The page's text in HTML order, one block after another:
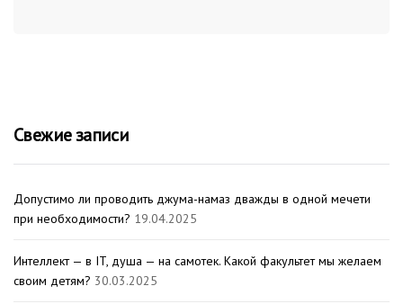
Свежие записи
Допустимо ли проводить джума-намаз дважды в одной мечети
при необходимости? 19.04.2025
Интеллект — в IT, душа — на самотек. Какой факультет мы желаем
своим детям? 30.03.2025